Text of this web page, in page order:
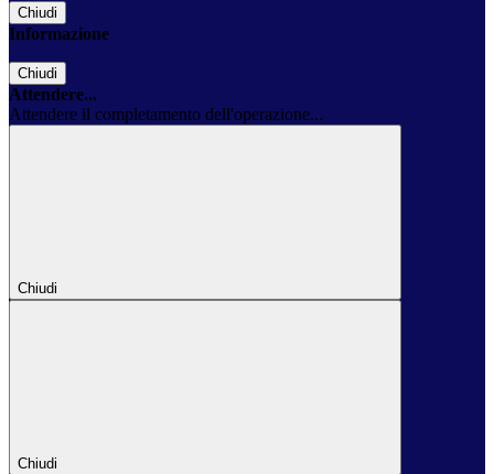
Chiudi
Informazione
Chiudi
Attendere...
Attendere il completamento dell'operazione...
Chiudi
Chiudi